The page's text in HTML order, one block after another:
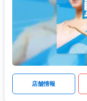
店舗情報